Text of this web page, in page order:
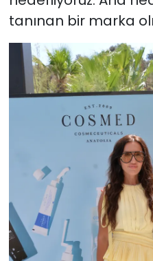
tanınan bir marka